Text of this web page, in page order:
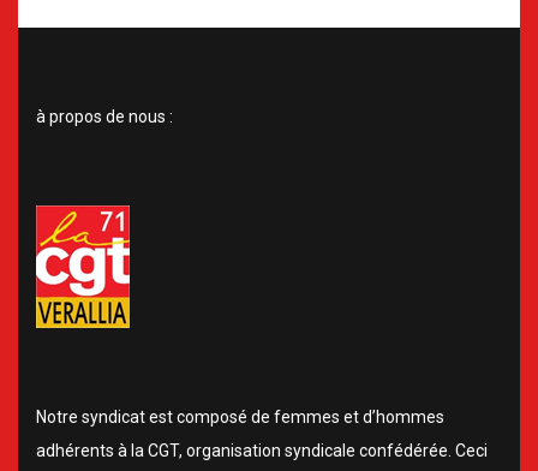
à propos de nous :
Notre syndicat est composé de femmes et d’hommes
adhérents à la CGT, organisation syndicale confédérée. Ceci